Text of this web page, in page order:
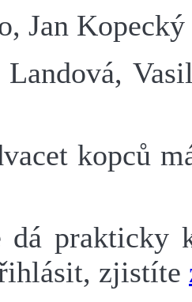
Jan Kopecký
Landová,
kopců
dá prakticky
zjistíte